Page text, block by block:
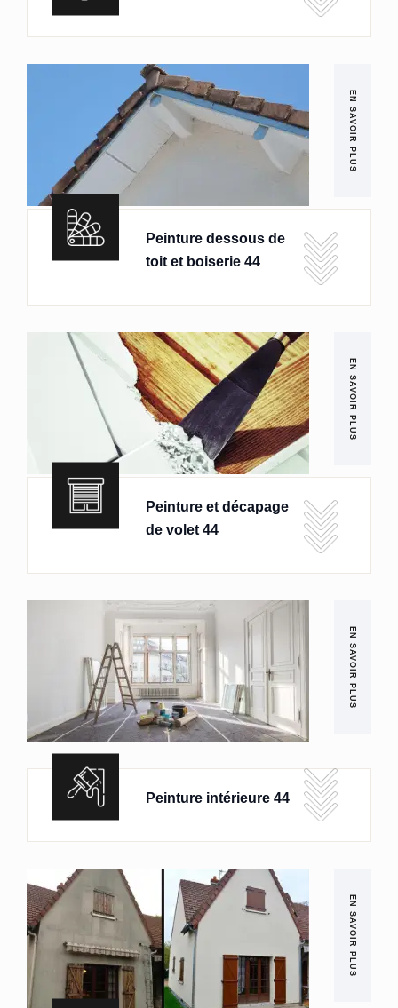
EN SAVOIR PLUS
Peinture dessous de
toit et boiserie 44
EN SAVOIR PLUS
Peinture et décapage
de volet 44
EN SAVOIR PLUS
Peinture intérieure 44
EN SAVOIR PLUS